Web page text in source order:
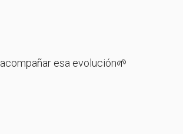
esa evolución🌱